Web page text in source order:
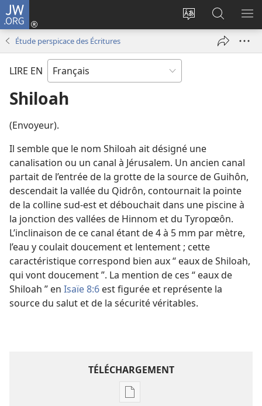
JW.ORG
Changer
langue
Se
connecter
nouvelle
sur
JW.ORG
Étude perspicace des Écritures
LIRE EN
Shiloah
(Envoyeur).
Il semble que le nom Shiloah ait désigné une
canalisation ou un canal à Jérusalem. Un ancien canal
partait de l’entrée de la grotte de la source de Guihôn,
descendait la vallée du Qidrôn, contournait la pointe
de la colline sud-est et débouchait dans une piscine à
la jonction des vallées de Hinnom et du Tyropœôn.
L’inclinaison de ce canal étant de 4 à 5 mm par mètre,
l’eau y coulait doucement et lentement ; cette
caractéristique correspond bien aux “ eaux de Shiloah,
qui vont doucement ”. La mention de ces “ eaux de
Shiloah ” en Isaïe 8:6 est figurée et représente la
source du salut et de la sécurité véritables.
TÉLÉCHARGEMENT
Options